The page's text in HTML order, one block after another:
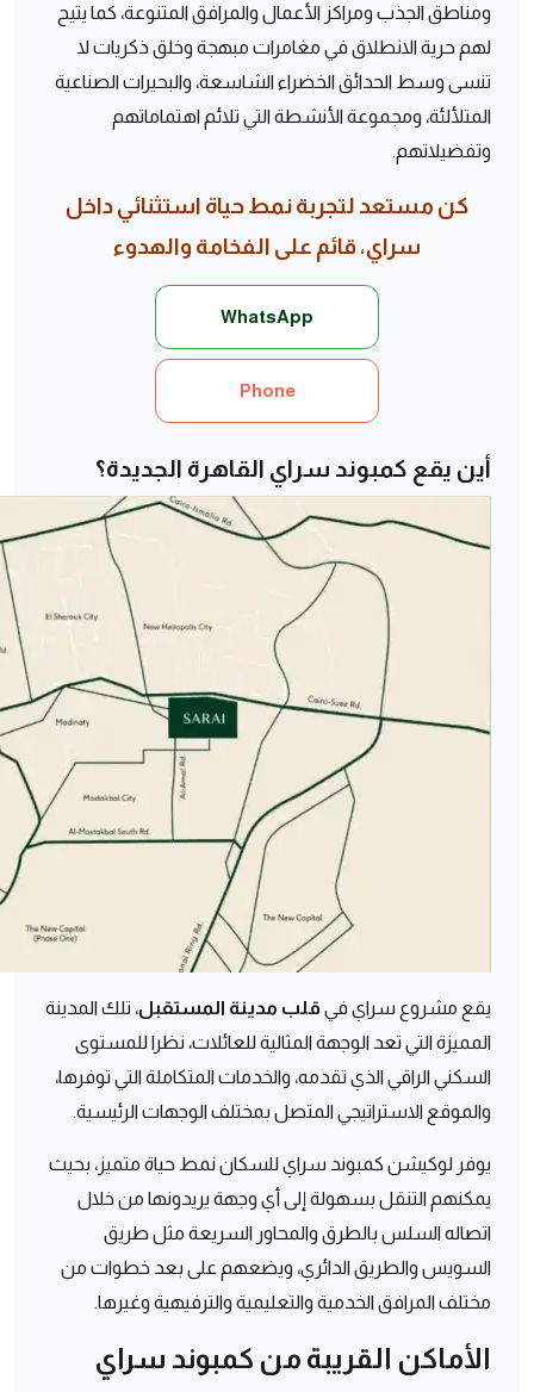
ومناطق الجذب ومراكز الأعمال والمرافق المتنوعة، كما يتيح
لهم حرية الانطلاق في مغامرات مبهجة وخلق ذكريات لا
تنسى وسط الحدائق الخضراء الشاسعة، والبحيرات الصناعية
المتلألئة، ومجموعة الأنشطة التي تلائم اهتماماتهم
وتفضيلاتهم.
كن مستعد لتجربة نمط حياة استثنائي داخل
سراي، قائم على الفخامة والهدوء
WhatsApp
Phone
أين يقع كمبوند سراي القاهرة الجديدة؟
يقع مشروع سراي في قلب مدينة المستقبل، تلك المدينة
المميزة التي تعد الوجهة المثالية للعائلات، نظرا للمستوى
السكني الراقي الذي تقدمه، والخدمات المتكاملة التي توفرها،
والموقع الاستراتيجي المتصل بمختلف الوجهات الرئيسية.
يوفر لوكيشن كمبوند سراي للسكان نمط حياة متميز، بحيث
يمكنهم التنقل بسهولة إلى أي وجهة يريدونها من خلال
اتصاله السلس بالطرق والمحاور السريعة مثل طريق
السويس والطريق الدائري، ويضعهم على بعد خطوات من
مختلف المرافق الخدمية والتعليمية والترفيهية وغيرها.
الأماكن القريبة من كمبوند سراي